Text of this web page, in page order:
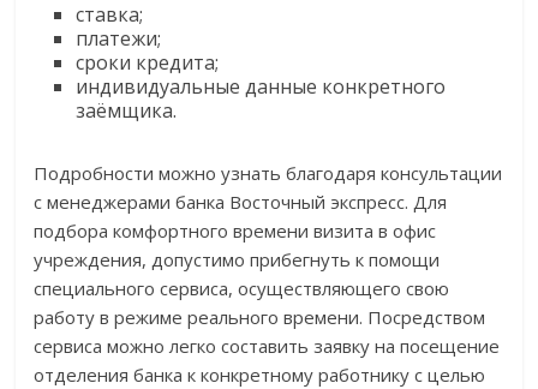
ставка;
платежи;
сроки кредита;
индивидуальные данные конкретного
заёмщика.
Подробности можно узнать благодаря консультации
с менеджерами банка Восточный экспресс. Для
подбора комфортного времени визита в офис
учреждения, допустимо прибегнуть к помощи
специального сервиса, осуществляющего свою
работу в режиме реального времени. Посредством
сервиса можно легко составить заявку на посещение
отделения банка к конкретному работнику с целью